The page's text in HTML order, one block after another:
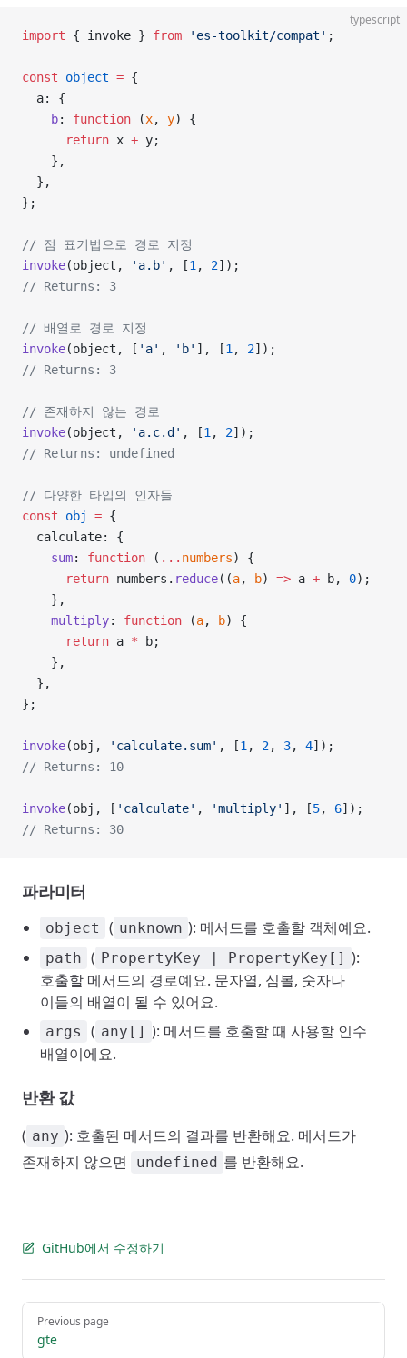
typescript
import { invoke } from 'es-toolkit/compat' ;
const object = {
  a: {
    b
: function (x, y) {
      return
x + y;
    },
  },
};
// 점 표기법으로 경로 지정
invoke(object, 'a.b' , [1 , 2]);
// Returns: 3
// 배열로 경로 지정
invoke(object, [ 'a' , 'b' ], [1 , 2]);
// Returns: 3
// 존재하지 않는 경로
invoke(object, 'a.c.d' , [1 , 2]);
// Returns: undefined
// 다양한 타입의 인자들
const obj = {
  calculate: {
    sum
: function ( ... numbers) {
      return
numbers. reduce((a, b) => a + b, 0);
    },
    multiply
: function (a, b) {
      return
a * b;
    },
  },
};
invoke(obj, 'calculate.sum' , [1 , 2, 3, 4]);
// Returns: 10
invoke(obj, [ 'calculate' , 'multiply' ], [5, 6]);
// Returns: 30
파라미터
object ( unknown ): 메서드를 호출할 객체예요.
path ( PropertyKey | PropertyKey[] ):
호출할 메서드의 경로예요. 문자열, 심볼, 숫자나
이들의 배열이 될 수 있어요.
args ( any[] ): 메서드를 호출할 때 사용할 인수
배열이에요.
반환 값
( any ): 호출된 메서드의 결과를 반환해요. 메서드가
존재하지 않으면
undefined 를 반환해요.
GitHub에서 수정하기
Pager
Previous page
gte